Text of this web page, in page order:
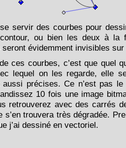
servir des courbes pour
ou bien les deux à la
seront évidemment invisibles
de ces courbes, c’est que quel
lequel on les regarde, elle
précises. Ce n’est pas
10 fois une image
retrouverez avec des carrés
s’en trouvera très dégradée.
j’ai dessiné en vectoriel.